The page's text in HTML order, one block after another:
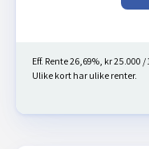
Eff. Rente 26,69%, kr 25.000
Ulike kort har ulike renter.